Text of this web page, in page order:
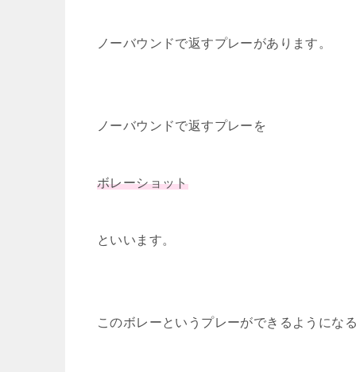
k
ノーバウンドで返すプレーがあります。
ノーバウンドで返すプレーを
ボレーショット
といいます。
このボレーというプレーができるようにな